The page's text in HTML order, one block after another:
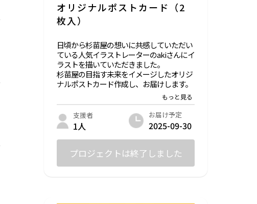
オリジナルポストカード（2
枚入）
日頃から杉苗屋の想いに共感していただい
ている人気イラストレーターのakiさんにイ
ラストを描いていただきました。
杉苗屋の目指す未来をイメージしたオリジ
ナルポストカード作成し、お届けします。
※ご支援いただいた後、順次発送いたしま
す
支援者
1人
お届け予定
2025-09-30
プロジェクトは終了しました